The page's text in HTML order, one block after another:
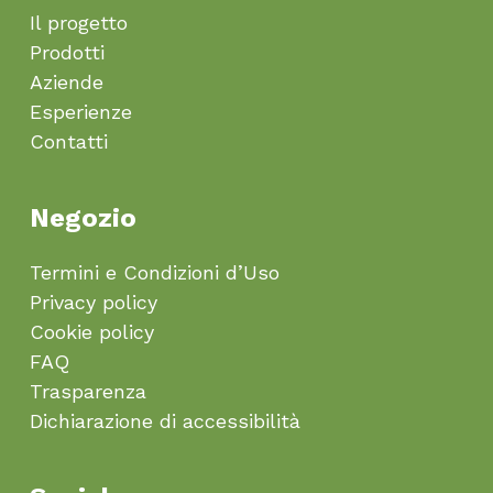
Il progetto
Prodotti
Aziende
Esperienze
Contatti
Negozio
Termini e Condizioni d’Uso
Privacy policy
Cookie policy
FAQ
Trasparenza
Dichiarazione di accessibilità